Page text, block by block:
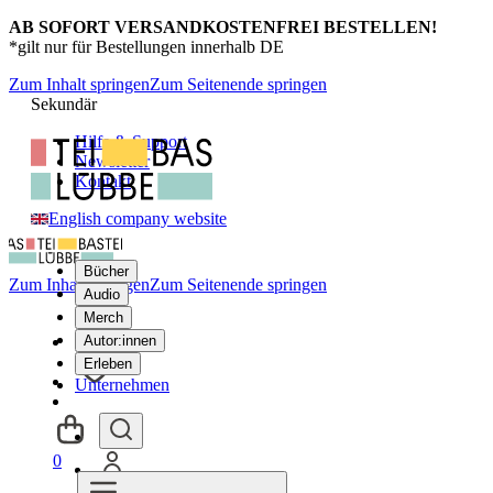
AB SOFORT VERSANDKOSTENFREI BESTELLEN!
*gilt nur für Bestellungen innerhalb DE
Zum Inhalt springenZum Seitenende springen
Sekundär
Hilfe & Support
Newsletter
Kontakt
English company website
Bücher
Audio
Merch
Autor:innen
Erleben
Unternehmen
Zum Inhalt springenZum Seitenende springen
0